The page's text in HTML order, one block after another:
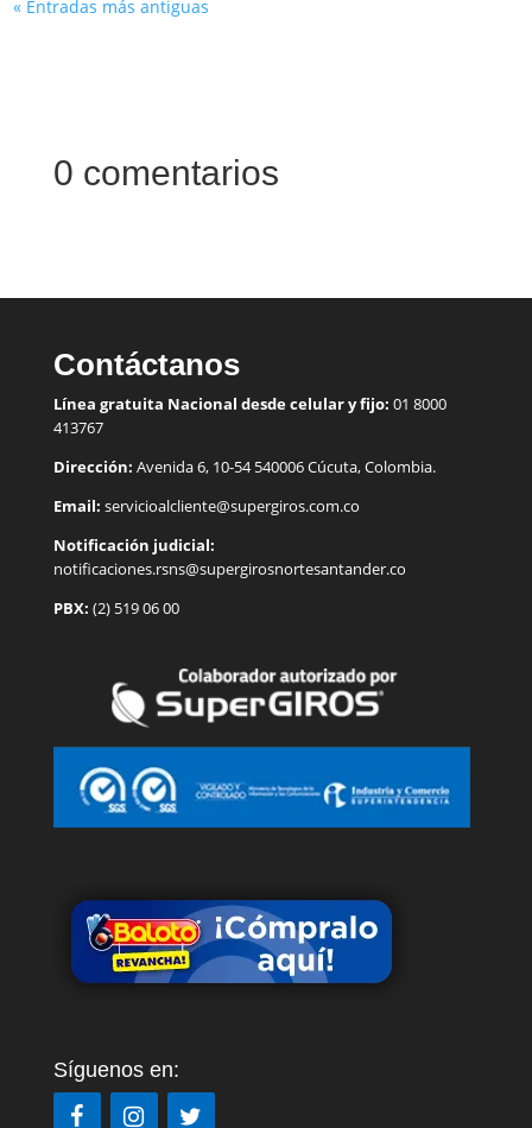
« Entradas más antiguas
0 comentarios
Contáctanos
Línea gratuita Nacional desde celular y fijo: 01 8000
413767
Dirección: Avenida 6, 10-54 540006 Cúcuta, Colombia.
Email: servicioalcliente@supergiros.com.co
Notificación judicial:
notificaciones.rsns@supergirosnortesantander.co
PBX: (2) 519 06 00
Síguenos en: